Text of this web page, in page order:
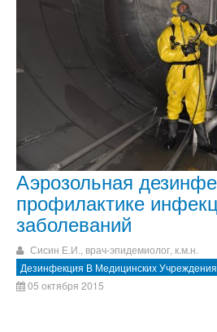
Аэрозольная
профилактике
заболеваний
Сисин Е.И., врач-эпидемиолог, к.м.н.
Дезинфекция В Медицинских
05 октября 2015